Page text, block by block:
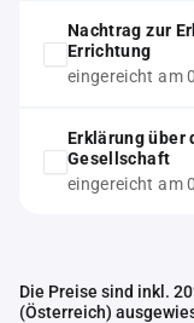
Nachtrag zur
Errichtung
eingereicht am
Erklärung über
Gesellschaft
eingereicht am
Die Preise sind inkl.
(Österreich)